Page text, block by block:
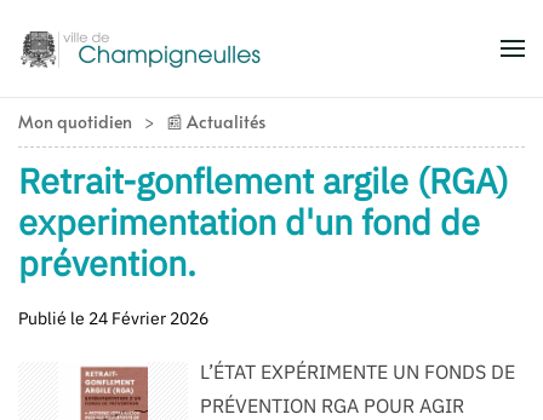
Accéder au contenu principal
Mon quotidien 📰 Actualités
Retrait-gonflement argile (RGA)
experimentation d'un fond de
prévention.
Publié le 24 Février 2026
L’ÉTAT EXPÉRIMENTE UN FONDS DE
PRÉVENTION RGA POUR AGIR